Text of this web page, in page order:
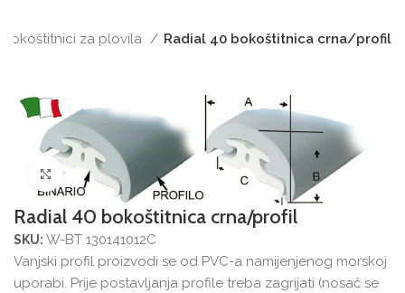
Bokoštitnici za plovila Radial 40 bokoštitnica crna/profil
Povećajte sliku
Radial 40 bokoštitnica crna/profil
SKU:W-BT 130141012C
Vanjski profil proizvodi se od PVC-a namijenjenog morskoj
uporabi. Prije postavljanja profile treba zagrijati (nosač se